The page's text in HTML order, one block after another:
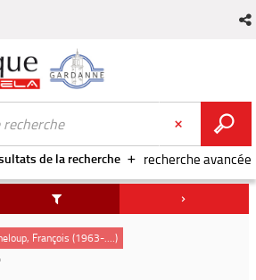
recherche avancée
de la recherche
François (1963-....)